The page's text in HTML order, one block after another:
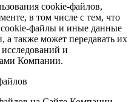
cookie-файлов,
в том числе с тем, что
файлы и иные данные
а также может передавать их
и
Компании.